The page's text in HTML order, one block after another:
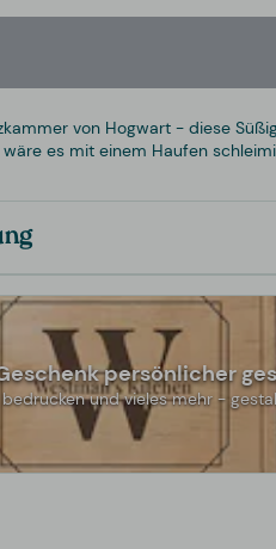
von Hogwart - diese
es mit einem Haufen
persönlicher
und vieles mehr -